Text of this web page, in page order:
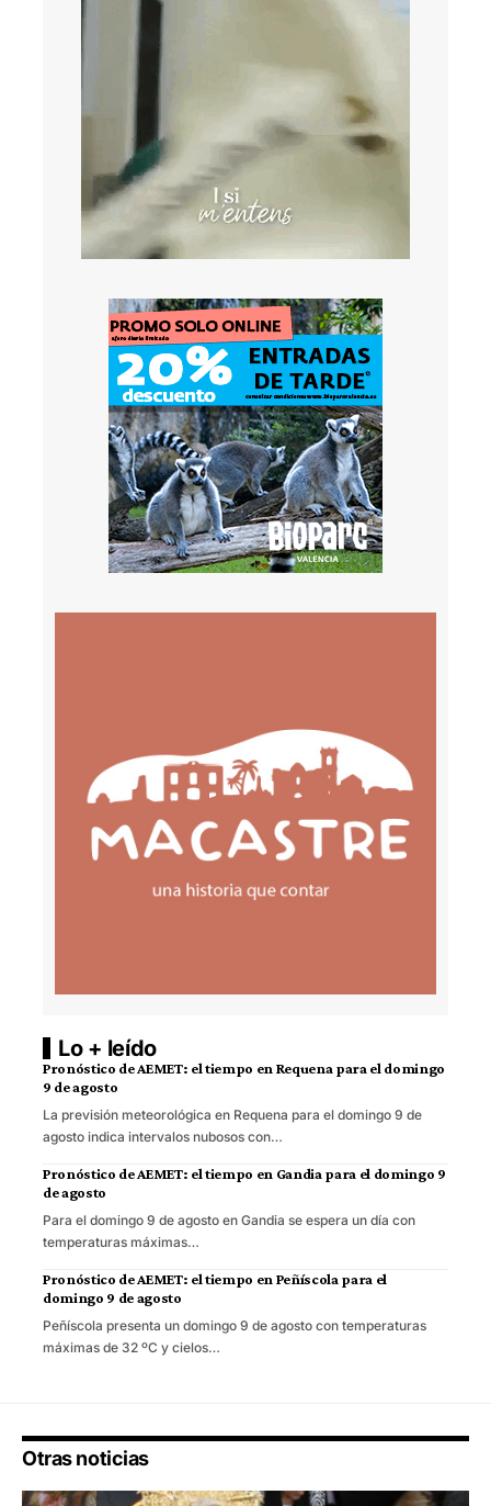
Lo + leído
Pronóstico de AEMET: el tiempo en Requena para el domingo
9 de agosto
La previsión meteorológica en Requena para el domingo 9 de
agosto indica intervalos nubosos con…
Pronóstico de AEMET: el tiempo en Gandia para el domingo 9
de agosto
Para el domingo 9 de agosto en Gandia se espera un día con
temperaturas máximas…
Pronóstico de AEMET: el tiempo en Peñíscola para el
domingo 9 de agosto
Peñíscola presenta un domingo 9 de agosto con temperaturas
máximas de 32 ºC y cielos…
Otras noticias